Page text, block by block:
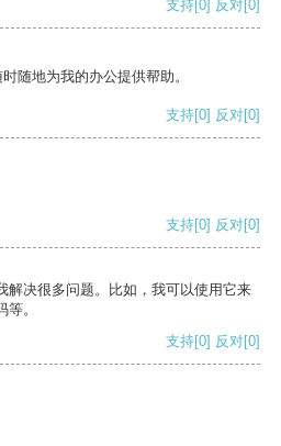
支持[0] 反对[0]
随地为我的办公提供帮助。
支持[0] 反对[0]
支持[0] 反对[0]
解决很多问题。比如，我可以使用它来
。
支持[0] 反对[0]